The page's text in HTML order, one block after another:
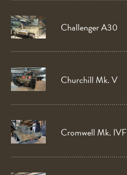
Challenger A30
Churchill Mk. V
Cromwell Mk. IVF